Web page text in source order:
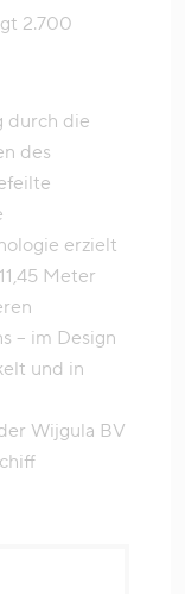
2.700
durch die
des
erzielt
Meter
– im Design
und in
Wijgula BV